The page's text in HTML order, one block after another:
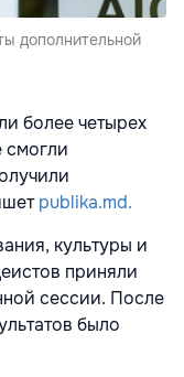
дополнительной
более четырех
смогли
publika.md.
культуры и
приняли
сессии. После
было